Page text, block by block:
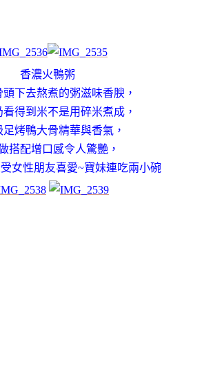
香濃火鴨粥
下去熬煮的粥滋味香腴，
得到米不是用碎米煮成，
足烤鴨大骨精華與香氣，
搭配增口感令人驚艷，
女性朋友喜愛~寶妹連吃兩小碗